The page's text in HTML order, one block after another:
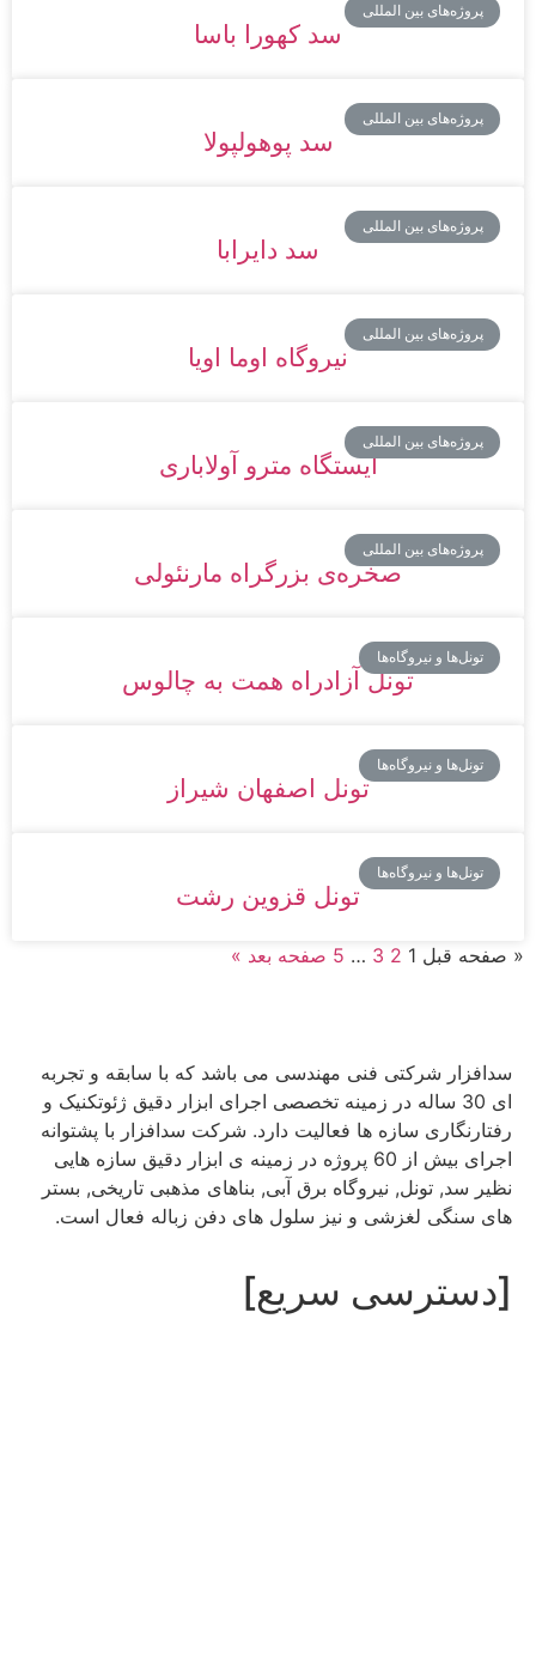
پروژه‌های بین المللی
سد کهورا باسا
پروژه‌های بین المللی
سد پوهولپولا
پروژه‌های بین المللی
سد دایرابا
پروژه‌های بین المللی
نیروگاه اوما اویا
پروژه‌های بین المللی
ایستگاه مترو آولاباری
پروژه‌های بین المللی
صخره‌ی بزرگراه مارنئولی
تونل‌ها و نیروگاه‌ها
تونل آزادراه همت به چالوس
تونل‌ها و نیروگاه‌ها
تونل اصفهان شیراز
تونل‌ها و نیروگاه‌ها
تونل قزوین رشت
« صفحه قبل 1
2
3
…
5 صفحه بعد »
سدافزار شرکتی فنی مهندسی می باشد که با سابقه و تجربه
ای 30 ساله در زمینه تخصصی اجرای ابزار دقیق ژئوتکنیک و
رفتارنگاری سازه ها فعالیت دارد. شرکت سدافزار با پشتوانه
اجرای بیش از 60 پروژه در زمینه ی ابزار دقیق سازه هایی
نظیر سد, تونل, نیروگاه برق آبی, بناهای مذهبی تاریخی, بستر
های سنگی لغزشی و نیز سلول های دفن زباله فعال است.
[دسترسی سریع]